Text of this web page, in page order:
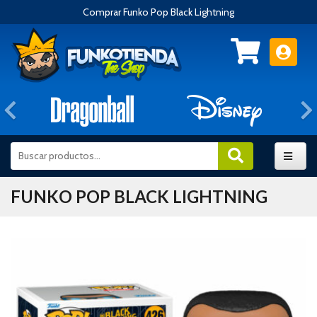
Comprar Funko Pop Black Lightning
Anterior
FUNKO POP BLACK LIGHTNING